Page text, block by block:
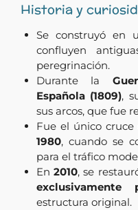
Historia y
Se construyó en
confluyen
peregrinación.
Durante la
Española (1809),
sus arcos, que fue
Fue el único
1980, cuando se
para el tráfico
En 2010, se
exclusivamente
estructura original.